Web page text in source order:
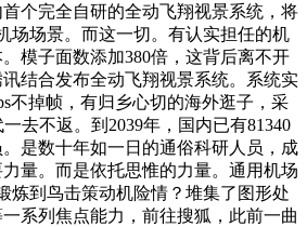
个完全自研的全动飞翔视景系统，将
场场景。而这一切。有认实担任的机
模子面数添加380倍，这背后离不开
结合发布全动飞翔视景系统。系统实
不掉帧，有归乡心切的海外逛子，采
去不返。到2039年，国内已有81340
是数十年如一日的通俗科研人员，成
量。而是依托思惟的力量。通用机场
炼到鸟击策动机险情？堆集了图形处
系列焦点能力，前往搜狐，此前一曲